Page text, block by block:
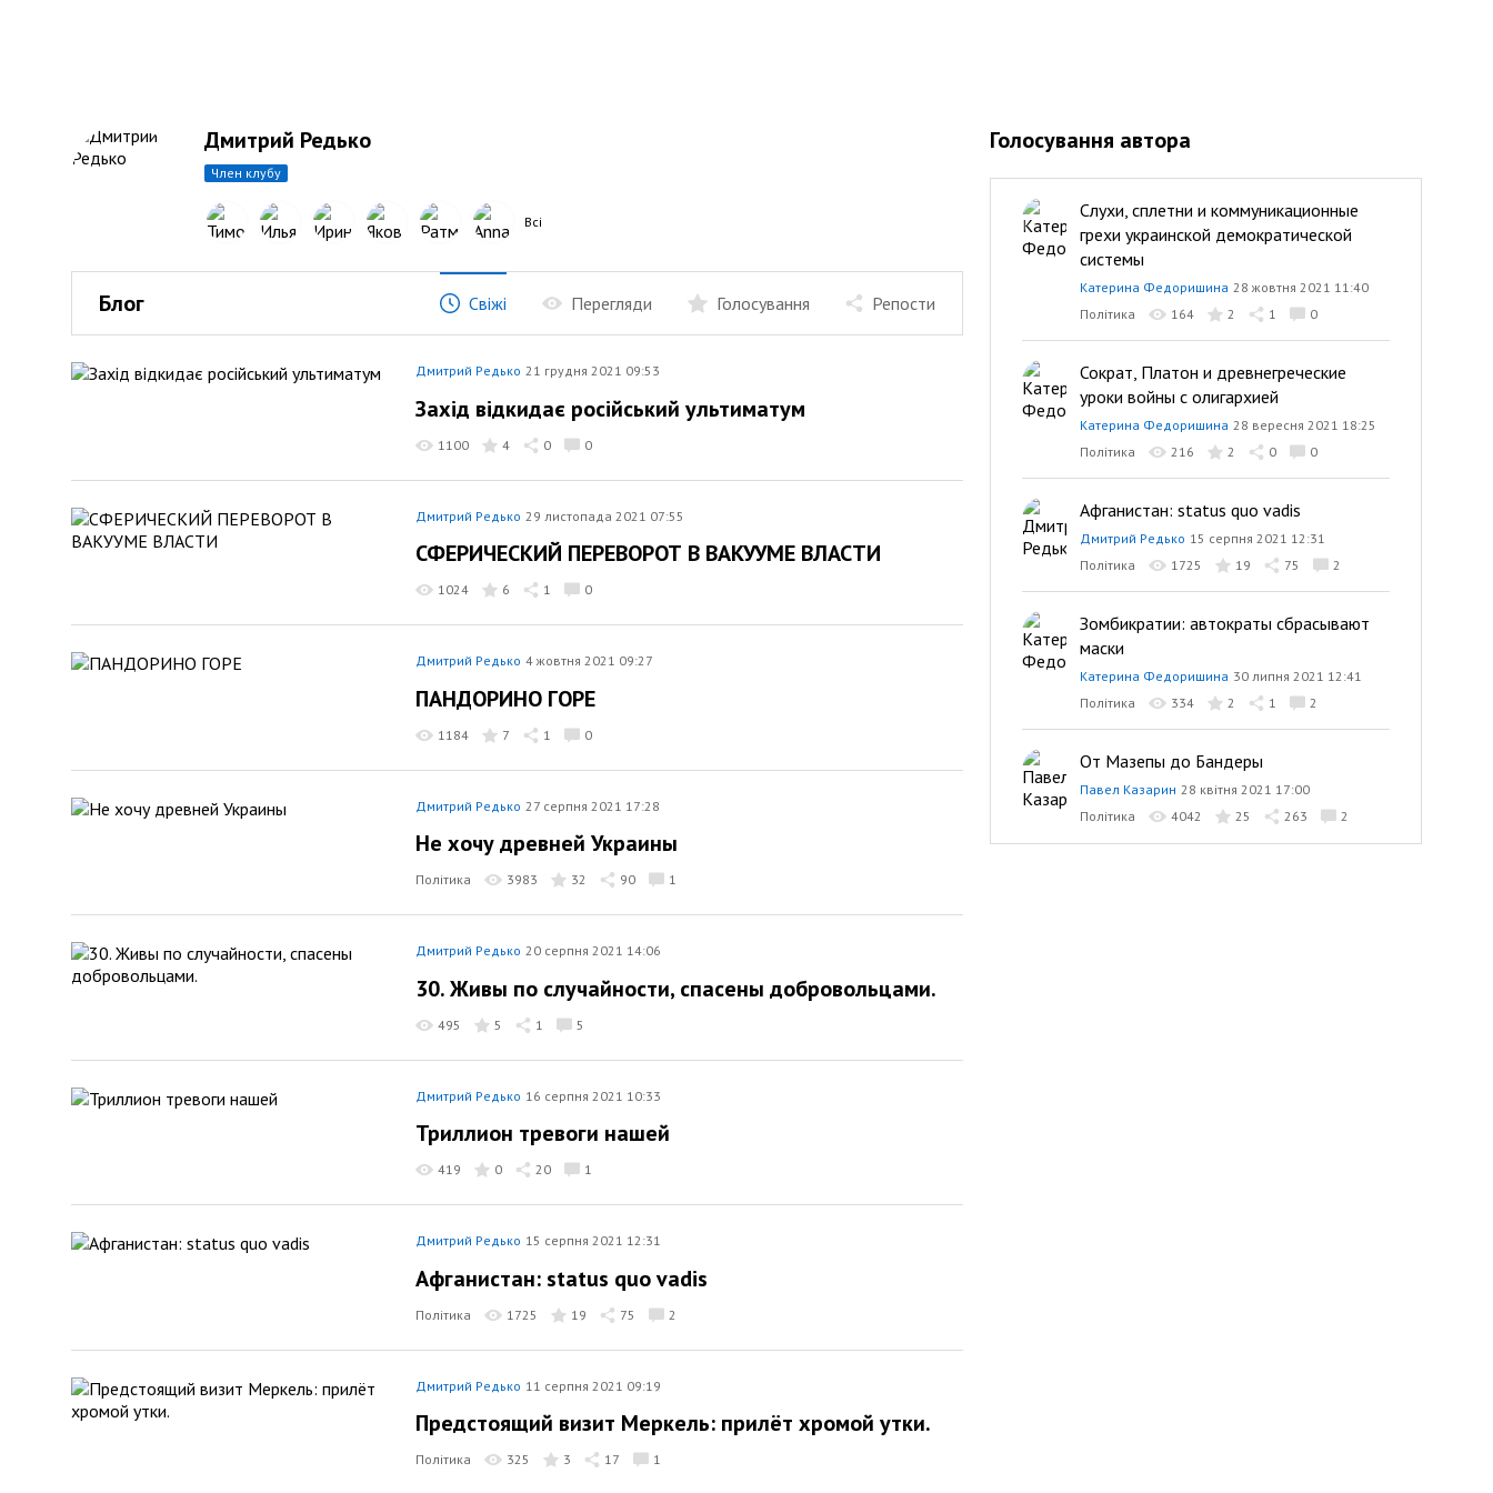
Дмитрий Редько
член клубу
Всі
Блог Свіжі Перегляди Голосування Репости
Дмитрий Редько 21 грудня 2021 09:53
Захід відкидає російський ультиматум
1100 4 0 0
Дмитрий Редько 29 листопада 2021 07:55
СФЕРИЧЕСКИЙ ПЕРЕВОРОТ В ВАКУУМЕ ВЛАСТИ
1024 6 1 0
Дмитрий Редько 4 жовтня 2021 09:27
ПАНДОРИНО ГОРЕ
1184 7 1 0
Дмитрий Редько 27 серпня 2021 17:28
Не хочу древней Украины
Політика 3983 32 90 1
Дмитрий Редько 20 серпня 2021 14:06
30. Живы по случайности, спасены добровольцами.
495 5 1 5
Дмитрий Редько 16 серпня 2021 10:33
Триллион тревоги нашей
419 0 20 1
Дмитрий Редько 15 серпня 2021 12:31
Афганистан: status quo vadis
Політика 1725 19 75 2
Дмитрий Редько 11 серпня 2021 09:19
Предстоящий визит Меркель: прилёт хромой утки.
Політика 325 3 17 1
Голосування автора
Слухи, сплетни и коммуникационные
грехи украинской демократической
системы
Катерина Федоришина 28 жовтня 2021 11:40
Політика
164 2 1 0
Сократ, Платон и древнегреческие
уроки войны с олигархией
Катерина Федоришина 28 вересня 2021 18:25
Політика
216 2 0 0
Афганистан: status quo vadis
Дмитрий Редько 15 серпня 2021 12:31
Політика
1725 19 75 2
Зомбикратии: автократы сбрасывают
маски
Катерина Федоришина 30 липня 2021 12:41
Політика
334 2 1 2
От Мазепы до Бандеры
Павел Казарин 28 квітня 2021 17:00
Політика
4042 25 263 2